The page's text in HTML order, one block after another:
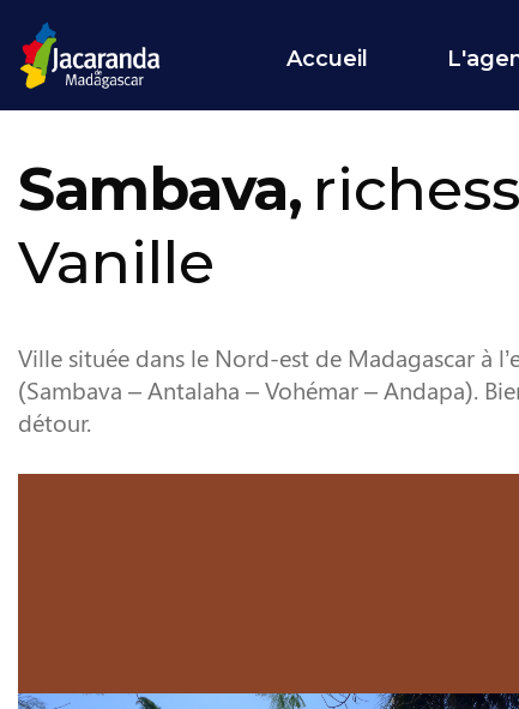
Accueil
Sambava,
Vanille
Ville située dans le Nord-est de Madagascar à
(Sambava – Antalaha – Vohémar – Andapa).
détour.